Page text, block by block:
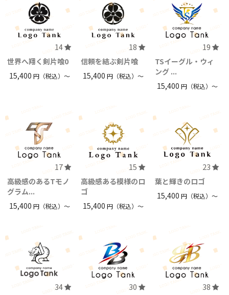
14
世界へ翔く剣片喰0
15,400 円（税込）〜
18
信頼を結ぶ剣片喰
15,400円（税込）〜
19
TSイーグル・ウィ
ング ...
15,400 円（税込）〜
17
高級感のあるTモノ
グラム...
15,400 円（税込）〜
15
高級感ある模様のロ
ゴ
15,400円（税込）〜
23
葉と輝きのロゴ
15,400 円（税込）〜
34 30 38